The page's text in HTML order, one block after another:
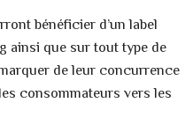
bénéficier d’un label
ainsi que sur tout type de
de leur concurrence
consommateurs vers les